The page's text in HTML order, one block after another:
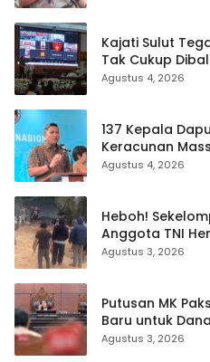
Kajati Sulut
Tak Cukup
Lingkungan
Agustus 4, 2026
137 Kepala
Keracunan
Bersih-Bersih
Agustus 4, 2026
Heboh!
Anggota TNI
Ratatotok:
Agustus 3, 2026
Putusan MK
Baru untuk
Agustus 3, 2026